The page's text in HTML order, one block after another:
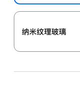
纳米纹理玻璃